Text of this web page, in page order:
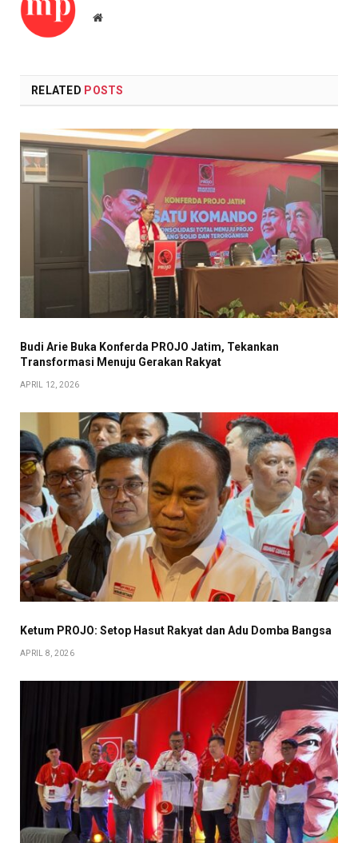
Website
RELATED POSTS
Budi Arie Buka Konferda PROJO Jatim, Tekankan
Transformasi Menuju Gerakan Rakyat
APRIL 12, 2026
Ketum PROJO: Setop Hasut Rakyat dan Adu Domba Bangsa
APRIL 8, 2026